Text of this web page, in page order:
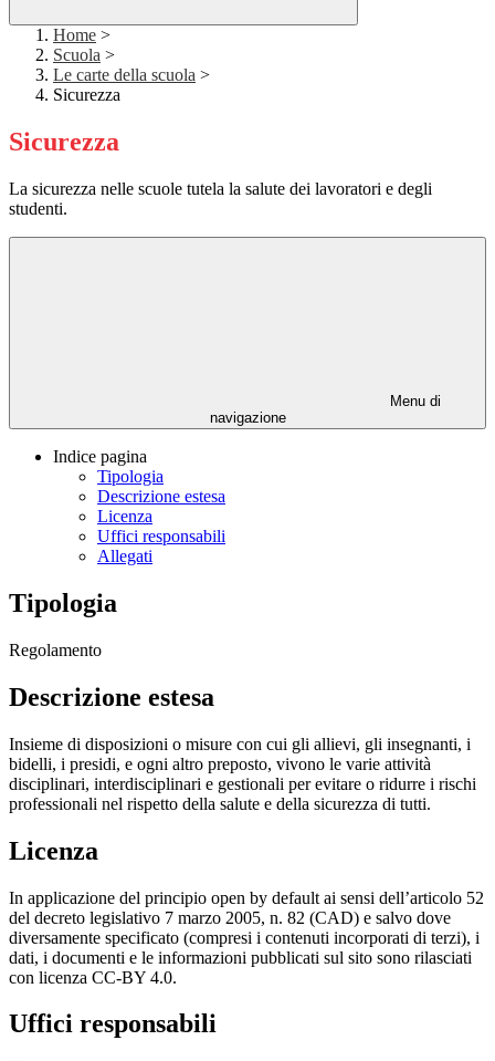
Home >
Scuola >
Le carte della scuola >
Sicurezza
Sicurezza
La sicurezza nelle scuole tutela la salute dei lavoratori e degli
studenti.
Menu di
navigazione
Indice pagina
Tipologia
Descrizione estesa
Licenza
Uffici responsabili
Allegati
Tipologia
Regolamento
Descrizione estesa
Insieme di disposizioni o misure con cui gli allievi, gli insegnanti, i
bidelli, i presidi, e ogni altro preposto, vivono le varie attività
disciplinari, interdisciplinari e gestionali per evitare o ridurre i rischi
professionali nel rispetto della salute e della sicurezza di tutti.
Licenza
In applicazione del principio open by default ai sensi dell’articolo 52
del decreto legislativo 7 marzo 2005, n. 82 (CAD) e salvo dove
diversamente specificato (compresi i contenuti incorporati di terzi), i
dati, i documenti e le informazioni pubblicati sul sito sono rilasciati
con licenza CC-BY 4.0.
Uffici responsabili